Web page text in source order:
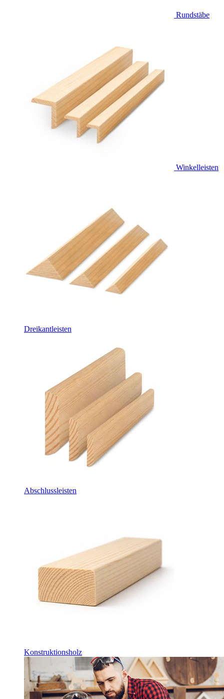
Rundstäbe
Winkelleisten
Dreikantleisten
Abschlussleisten
Konstruktionsholz